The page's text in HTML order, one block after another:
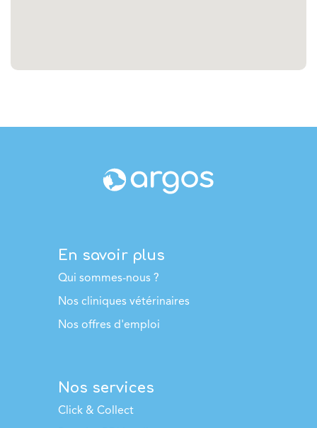
En savoir plus
Qui sommes-nous ?
Nos cliniques vétérinaires
Nos offres d'emploi
Nos services
Click & Collect